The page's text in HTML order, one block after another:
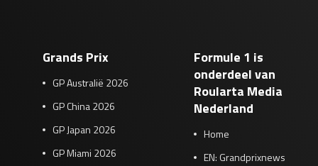
Grands Prix
GP Australië 2026
GP China 2026
GP Japan 2026
GP Miami 2026
Formule 1 is
onderdeel van
Roularta Media
Nederland
Home
EN: Grandprixnews